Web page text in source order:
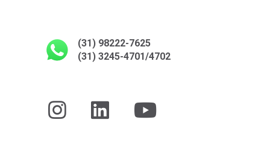
(31) 98222-7625
(31) 3245-4701/4702